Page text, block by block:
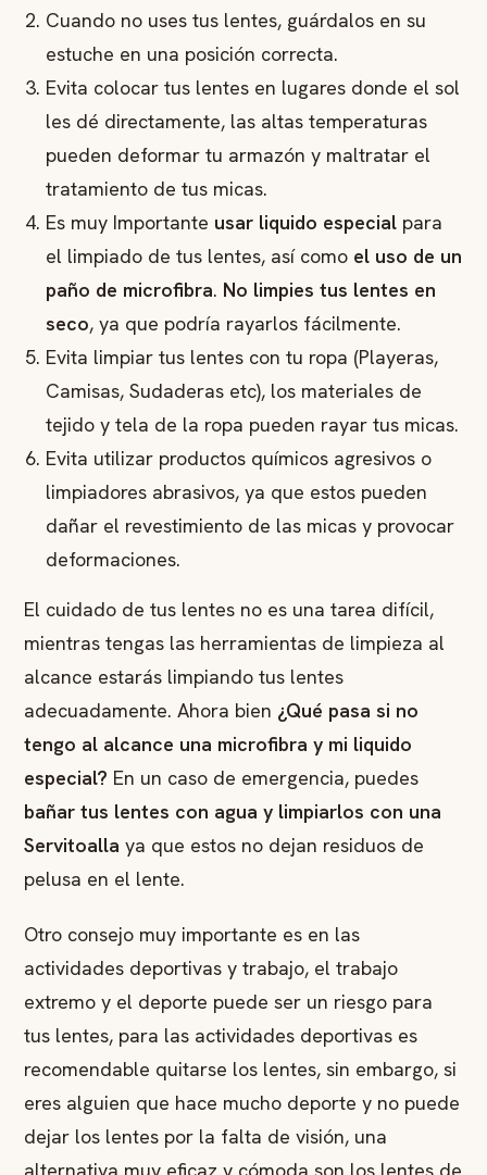
Cuando no uses tus lentes, guárdalos en su
estuche en una posición correcta.
Evita colocar tus lentes en lugares donde el sol
les dé directamente, las altas temperaturas
pueden deformar tu armazón y maltratar el
tratamiento de tus micas.
Es muy Importante usar liquido especial para
el limpiado de tus lentes, así como el uso de un
paño de microfibra. No limpies tus lentes en
seco, ya que podría rayarlos fácilmente.
Evita limpiar tus lentes con tu ropa (Playeras,
Camisas, Sudaderas etc), los materiales de
tejido y tela de la ropa pueden rayar tus micas.
Evita utilizar productos químicos agresivos o
limpiadores abrasivos, ya que estos pueden
dañar el revestimiento de las micas y provocar
deformaciones.
El cuidado de tus lentes no es una tarea difícil,
mientras tengas las herramientas de limpieza al
alcance estarás limpiando tus lentes
adecuadamente. Ahora bien ¿Qué pasa si no
tengo al alcance una microfibra y mi liquido
especial? En un caso de emergencia, puedes
bañar tus lentes con agua y limpiarlos con una
Servitoalla ya que estos no dejan residuos de
pelusa en el lente.
Otro consejo muy importante es en las
actividades deportivas y trabajo, el trabajo
extremo y el deporte puede ser un riesgo para
tus lentes, para las actividades deportivas es
recomendable quitarse los lentes, sin embargo, si
eres alguien que hace mucho deporte y no puede
dejar los lentes por la falta de visión, una